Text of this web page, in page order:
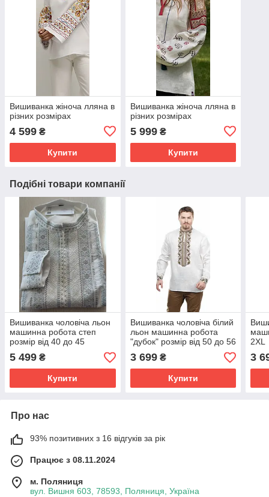
Вишиванка жіноча лляна в
різних розмірах
4 599 ₴
Купити
Вишиванка жіноча лляна в
різних розмірах
5 999₴
Купити
Подібні товари компанії
Вишиванка чоловіча льон
машинна робота степ
розмір від 40 до 45
5 499 ₴
Купити
Вишиванка чоловіча білий
льон машинна робота
"дубок" розмір від 50 до 56
3 699₴
Купити
2XL
3
Про нас
93% позитивних з 16 відгуків за рік
Працює з 08.11.2024
м. Поляниця
вул. Вишня 603, 78593, Поляниця, Україна